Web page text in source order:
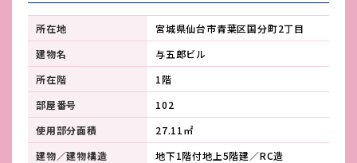
所在地
宮城県仙台市青葉区国分町2丁目
建物名
与五郎ビル
所在階
1階
部屋番号
102
使用部分面積
27.11㎡
建物／建物構造
地下1階付地上5階建／RC造